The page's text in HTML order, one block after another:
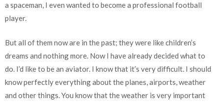
a spaceman, I even wanted to become a professional football
player.
But all of them now are in the past; they were like children’s
dreams and nothing more. Now I have already decided what to
do. I’d like to be an aviator. I know that it’s very difficult. I should
know perfectly everything about the planes, airports, weather
and other things. You know that the weather is very important